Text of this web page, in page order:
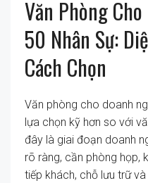
Văn Phòng
50 Nhân Sự:
Cách Chọn
Văn phòng cho doanh
lựa chọn kỹ hơn so với
đây là giai đoạn doanh
rõ ràng, cần phòng họp,
tiếp khách, chỗ lưu trữ